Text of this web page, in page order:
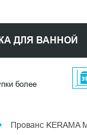
ДЛЯ ВАННОЙ
более
Прованс KERAMA